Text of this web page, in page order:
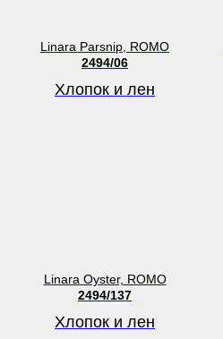
Linara Parsnip, ROMO
2494/06
Хлопок и лен
Linara Oyster, ROMO
2494/137
Хлопок и лен